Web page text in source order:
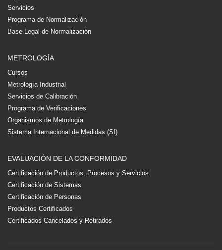
Servicios
Programa de Normalización
Base Legal de Normalización
METROLOGÍA
Cursos
Metrología Industrial
Servicios de Calibración
Programa de Verificaciones
Organismos de Metrología
Sistema Internacional de Medidas (SI)
EVALUACIÓN DE LA CONFORMIDAD
Certificación de Productos, Procesos y Servicios
Certificación de Sistemas
Certificación de Personas
Productos Certificados
Certificados Cancelados y Retirados